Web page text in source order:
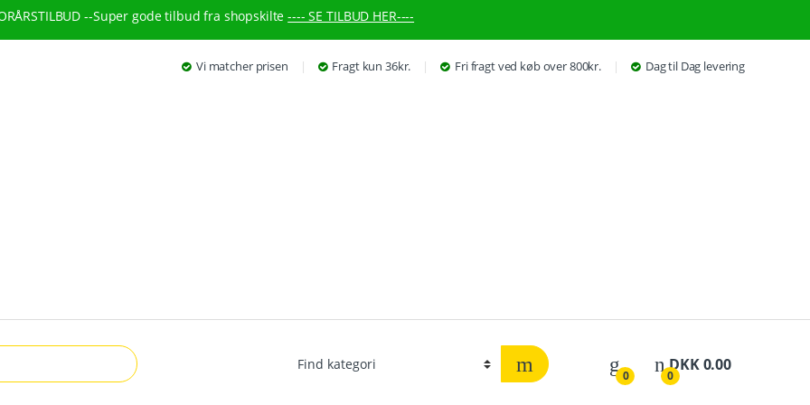
--Super gode tilbud fra shopskilte ---- SE TILBUD HER----
Vi matcher prisen Fragt kun 36kr. Fri fragt ved køb over 800kr. Dag til Dag levering
0 0
DKK0.00